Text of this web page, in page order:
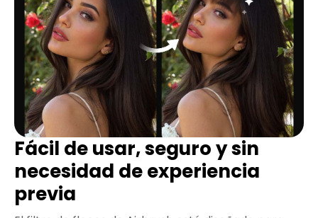
Fácil de usar, seguro y sin
necesidad de experiencia
previa